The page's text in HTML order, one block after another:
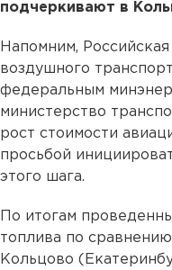
подчеркивают в
Напомним,
воздушного
федеральным
министерство
рост стоимости
просьбой
этого шага.
По итогам
топлива по
Кольцово